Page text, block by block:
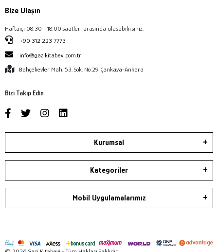
Bize Ulaşın
Haftaiçi 08:30 - 18:00 saatleri arasında ulaşabilirsiniz.
+90 312 223 7773
info@gazikitabevi.com.tr
Bahçelievler Mah. 53. Sok. No:29 Çankaya-Ankara
Bizi Takip Edin
Kurumsal
Kategoriler
Mobil Uygulamalarımız